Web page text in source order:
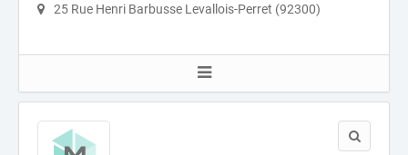
25 Rue Henri Barbusse Levallois-Perret (92300)